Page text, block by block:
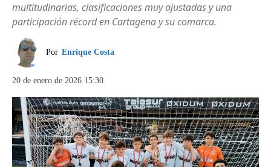
multitudinarias, clasificaciones muy ajustadas y una
participación récord en Cartagena y su comarca.
Por Enrique Costa
20 de enero de 2026 15:30